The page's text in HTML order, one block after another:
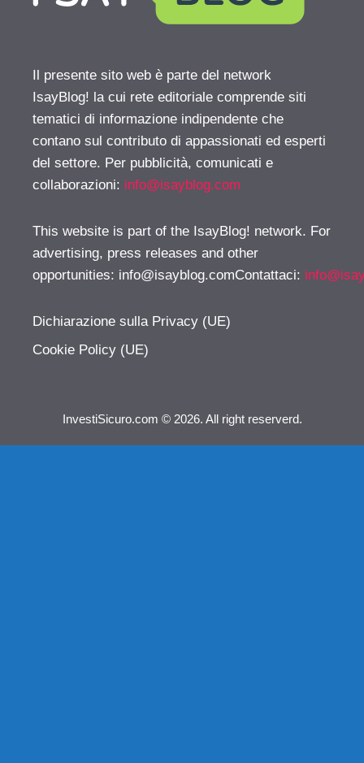
Il presente sito web è parte del network
IsayBlog! la cui rete editoriale comprende siti
tematici di informazione indipendente che
contano sul contributo di appassionati ed esperti
del settore. Per pubblicità, comunicati e
collaborazioni: info@isayblog.com
This website is part of the IsayBlog! network. For
advertising, press releases and other
opportunities: info@isayblog.comContattaci:
Dichiarazione sulla Privacy (UE)
Cookie Policy (UE)
InvestiSicuro.com © 2026. All right reserverd.